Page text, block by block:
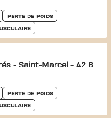
PERTE DE POIDS
- Saint-Marcel - 42.8
PERTE DE POIDS